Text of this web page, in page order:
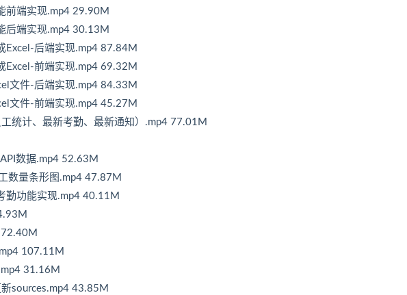
前端实现.mp4 29.90M
后端实现.mp4 30.13M
Excel-后端实现.mp4 87.84M
Excel-前端实现.mp4 69.32M
文件-后端实现.mp4 84.33M
文件-前端实现.mp4 45.27M
统计、最新考勤、最新通知）.mp4 77.01M
数据.mp4 52.63M
数量条形图.mp4 47.87M
勤功能实现.mp4 40.11M
107.11M
31.16M
sources.mp4 43.85M